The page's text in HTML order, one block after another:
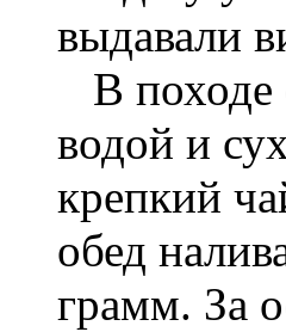
выдавали
В походе
водой и
крепкий
обед
грамм. За